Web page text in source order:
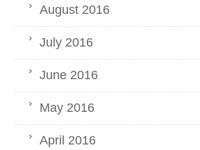
August 2016
July 2016
June 2016
May 2016
April 2016